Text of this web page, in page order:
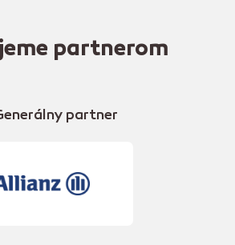
partnerom
partner